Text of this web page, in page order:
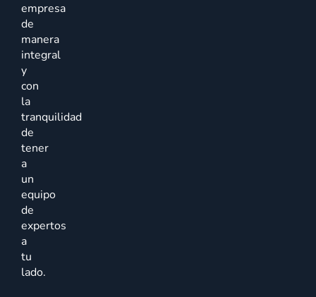
empresa
de
manera
integral
y
con
la
tranquilidad
de
tener
a
un
equipo
de
expertos
a
tu
lado.